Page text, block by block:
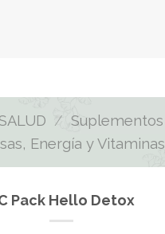
/ Suplementos
Energía y Vitaminas
Pack Hello Detox